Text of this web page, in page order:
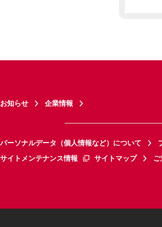
お知らせ 企業情報
パーソナルデータ（個人情報など）について
サイトメンテナンス情報
サイトマップ ご